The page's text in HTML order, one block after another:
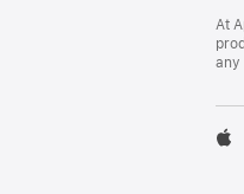
At
any
